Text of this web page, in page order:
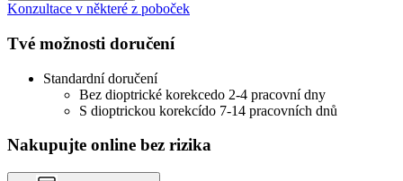
Konzultace v některé z poboček
Tvé možnosti doručení
Standardní doručení
Bez dioptrické korekcedo 2-4 pracovní dny
S dioptrickou korekcído 7-14 pracovních dnů
Nakupujte online bez rizika